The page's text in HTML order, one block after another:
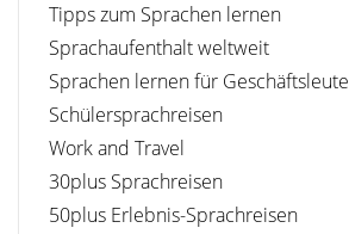
Tipps zum Sprachen lernen
Sprachaufenthalt weltweit
Sprachen lernen für Geschäftsleute
Schülersprachreisen
Work and Travel
30plus Sprachreisen
50plus Erlebnis-Sprachreisen